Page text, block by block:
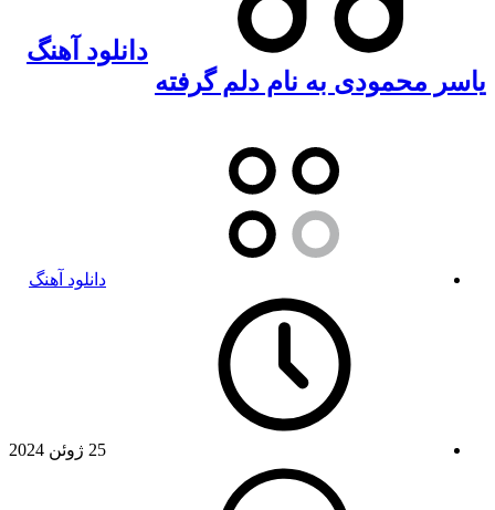
دانلود آهنگ
یاسر محمودی به نام دلم گرفته
دانلود آهنگ